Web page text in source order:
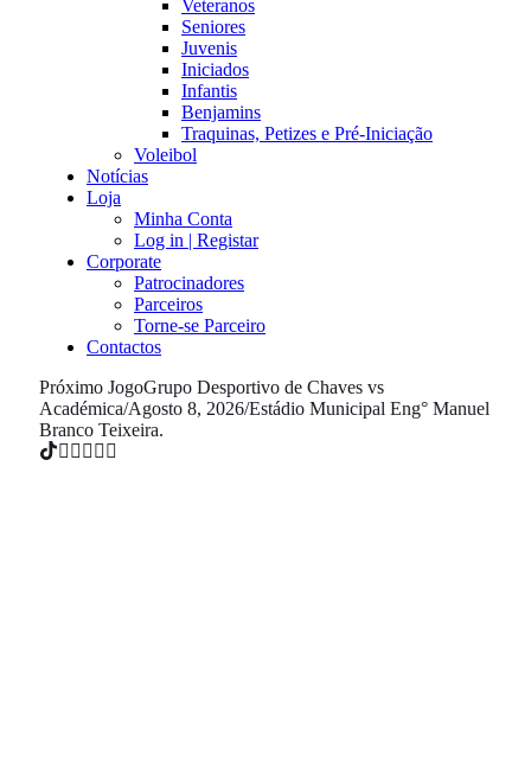
Veteranos
Seniores
Juvenis
Iniciados
Infantis
Benjamins
Traquinas, Petizes e Pré-Iniciação
Voleibol
Notícias
Loja
Minha Conta
Log in | Registar
Corporate
Patrocinadores
Parceiros
Torne-se Parceiro
Contactos
Próximo JogoGrupo Desportivo de Chaves vs
Académica/Agosto 8, 2026/Estádio Municipal Eng° Manuel
Branco Teixeira.